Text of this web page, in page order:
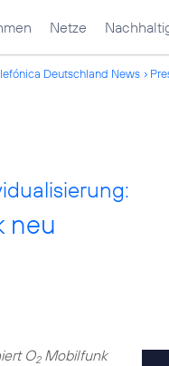
Netze
Deutschland News
neu
O2Mobilfunk